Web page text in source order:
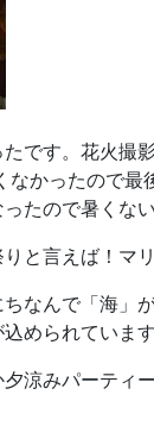
です。花火撮
かったので
たので暑くな
と言えば！マ
なんで「海」
められています
涼みパーティ